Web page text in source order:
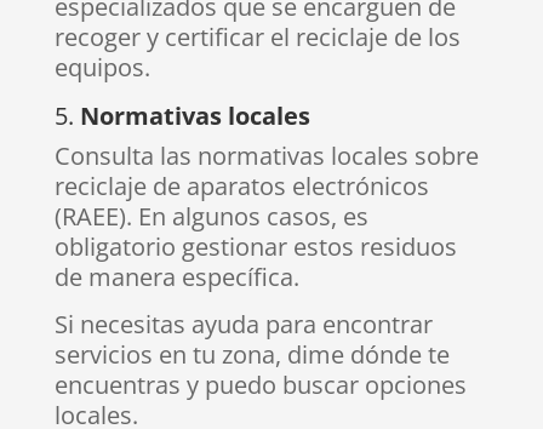
especializados que se encarguen de
recoger y certificar el reciclaje de los
equipos.
5. Normativas locales
Consulta las normativas locales sobre
reciclaje de aparatos electrónicos
(RAEE). En algunos casos, es
obligatorio gestionar estos residuos
de manera específica.
Si necesitas ayuda para encontrar
servicios en tu zona, dime dónde te
encuentras y puedo buscar opciones
locales.